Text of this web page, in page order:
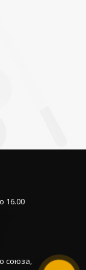
16.00
союза,